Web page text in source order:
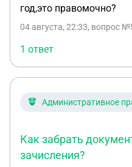
год,это правомочно?
04 августа, 22:33, вопрос
1 ответ
Административное
Как забрать
зачисления?